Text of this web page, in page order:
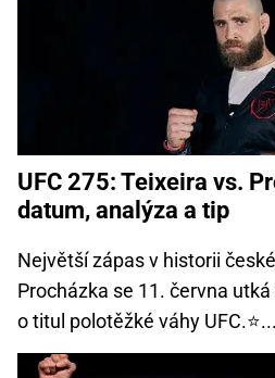
UFC 275: Teixeira vs.
datum, analýza a tip
Největší zápas v historii
Procházka se 11. června
o titul polotěžké váhy UFC.⭐...